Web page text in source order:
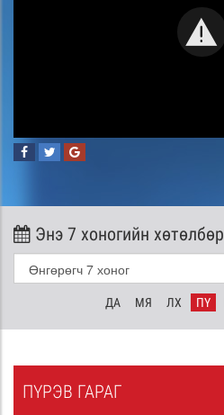
Энэ 7 хоногийн хөтөлбөр
ДА МЯ ЛХ ПҮ
ПҮРЭВ ГАРАГ